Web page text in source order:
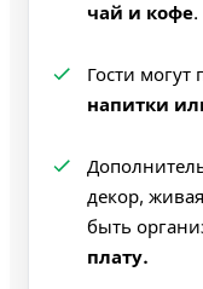
чай и кофе.
Гости могут
напитки
декор,
быть
плату.